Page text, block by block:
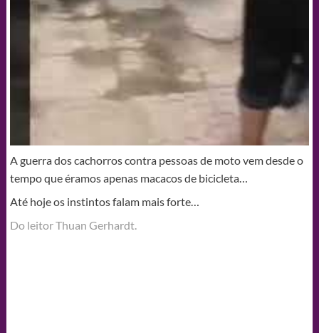
A guerra dos cachorros contra pessoas de moto vem desde o
tempo que éramos apenas macacos de bicicleta…
Até hoje os instintos falam mais forte…
Do leitor Thuan Gerhardt.